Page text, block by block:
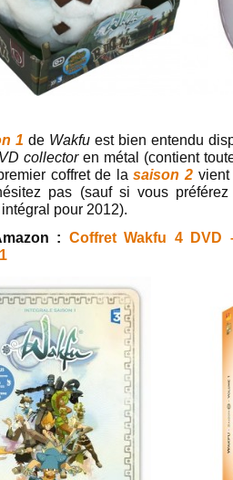
1 de Wakfu est bien entendu
collectoren métal (contient
coffret de lasaison 2 vient
pas (sauf si vous
pour 2012).
: Coffret Wakfu 4 DVD